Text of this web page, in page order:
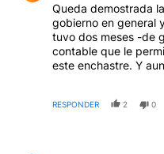
Queda demostrada
gobierno en general
tuvo dos meses -de
contable que le
este enchastre. Y
Ministros de la
mas bien no
finanzas que lo
RESPONDER 2 0